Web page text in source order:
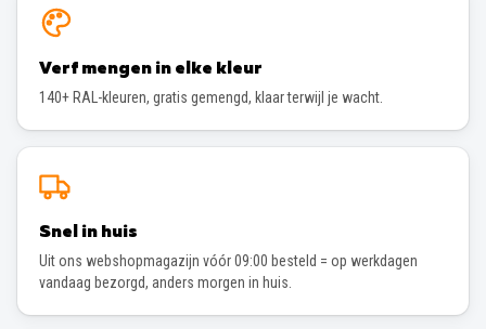
Verf mengen in elke kleur
140+ RAL-kleuren, gratis gemengd, klaar terwijl je wacht.
Snel in huis
Uit ons webshopmagazijn vóór 09:00 besteld = op werkdagen
vandaag bezorgd, anders morgen in huis.